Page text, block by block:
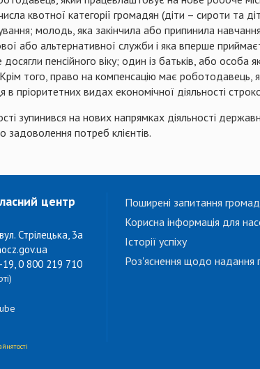
квотної категорії громадян (діти – сироти та
молодь, яка закінчила або припинила
або альтернативної служби і яка вперше
досягли пенсійного віку; один із батьків, або
того, право на компенсацію має
в пріоритетних видах економічної діяльності
зупинився на нових напрямках діяльності
задоволення потреб клієнтів.
центр
Стрілецька, 3а
0 800 219 710
Поширені запитання
Корисна інформація для
Історії успіху
Роз'яснення щодо надання